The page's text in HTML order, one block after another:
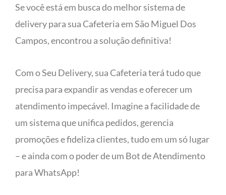
Se você está em busca do melhor sistema de
delivery para sua Cafeteria em São Miguel Dos
Campos, encontrou a solução definitiva!
Com o Seu Delivery, sua Cafeteria terá tudo que
precisa para expandir as vendas e oferecer um
atendimento impecável. Imagine a facilidade de
um sistema que unifica pedidos, gerencia
promoções e fideliza clientes, tudo em um só lugar
– e ainda com o poder de um Bot de Atendimento
para WhatsApp!